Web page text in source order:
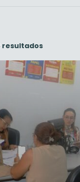
resultados